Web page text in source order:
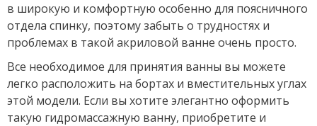
в широкую и комфортную особенно для поясничного
отдела спинку, поэтому забыть о трудностях и
проблемах в такой акриловой ванне очень просто.
Все необходимое для принятия ванны вы можете
легко расположить на бортах и вместительных углах
этой модели. Если вы хотите элегантно оформить
такую гидромассажную ванну, приобретите и